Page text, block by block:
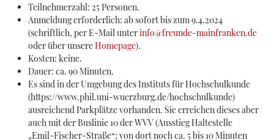
Teilnehmerzahl: 25 Personen.
Anmeldung erforderlich: ab sofort bis zum 9.4.2024
(schriftlich, per E-Mail unterinfo@freunde-mainfranken.de
oder über unsereHomepage).
Kosten: keine.
Dauer: ca. 90 Minuten.
Es sind in der Umgebung des Instituts für Hochschulkunde
(https://www.phil.uni-wuerzburg.de/hochschulkunde)
ausreichend Parkplätze vorhanden. Sie erreichen dieses aber
auch mit der Buslinie 10 der WVV (Ausstieg Haltestelle
„Emil-Fischer-Straße“; von dort noch ca. 5 bis 10 Minuten